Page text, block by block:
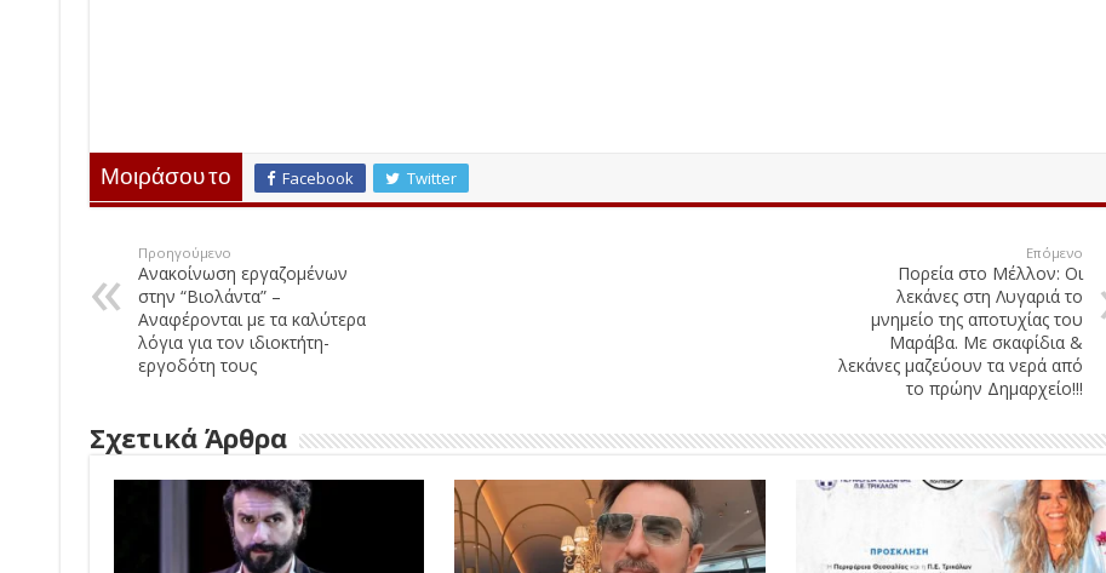
Μοιράσου το Facebook Twitter
Προηγούμενο
Ανακοίνωση εργαζομένων
στην “Βιολάντα” –
Αναφέρονται με τα καλύτερα
λόγια για τον ιδιοκτήτη-
εργοδότη τους
Επόμενο
Πορεία στο Μέλλον: Οι
λεκάνες στη Λυγαριά το
μνημείο της αποτυχίας του
Μαράβα. Με σκαφίδια &
λεκάνες μαζεύουν τα νερά από
το πρώην Δημαρχείο!!!
Σχετικά Άρθρα